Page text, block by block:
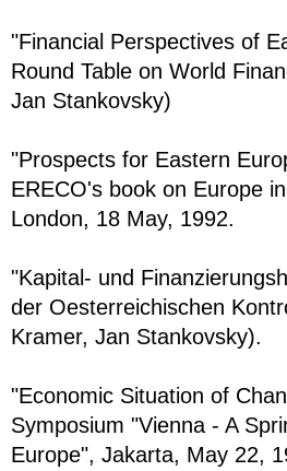
"Financial Perspectives of
Round Table on World
Jan Stankovsky)
"Prospects for Eastern
ERECO's book on Europe
London, 18 May, 1992.
"Kapital- und
der Oesterreichischen
Kramer, Jan Stankovsky).
"Economic Situation of
Symposium "Vienna - A
Europe", Jakarta, May 22,